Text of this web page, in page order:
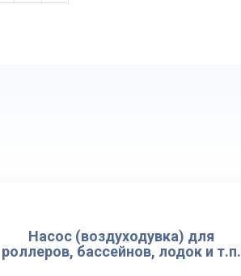
Насос (воздуходувка) для
роллеров, бассейнов, лодок и т.п.